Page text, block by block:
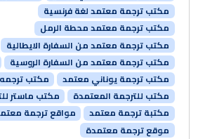
مكتب ترجمة معتمد لغة فرنسية
مكتب ترجمة معتمد محطة الرمل
مكتب ترجمة معتمد من السفارة الايطالية
مكتب ترجمة معتمد من السفارة الروسية
مكتب ترجمة يوناني معتمد
مكتب
مكتب للترجمة المعتمدة
مكتب ماستر
مكتبة ترجمة معتمد
مواقع ترجمة
موقع ترجمة معتمدة